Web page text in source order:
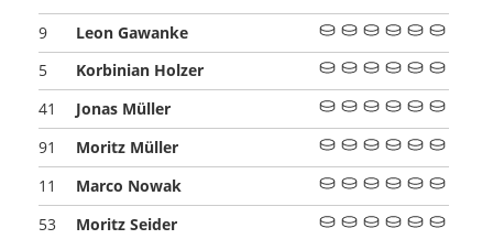
9 Leon Gawanke
5 Korbinian Holzer
41 Jonas Müller
91 Moritz Müller
11 Marco Nowak
53 Moritz Seider